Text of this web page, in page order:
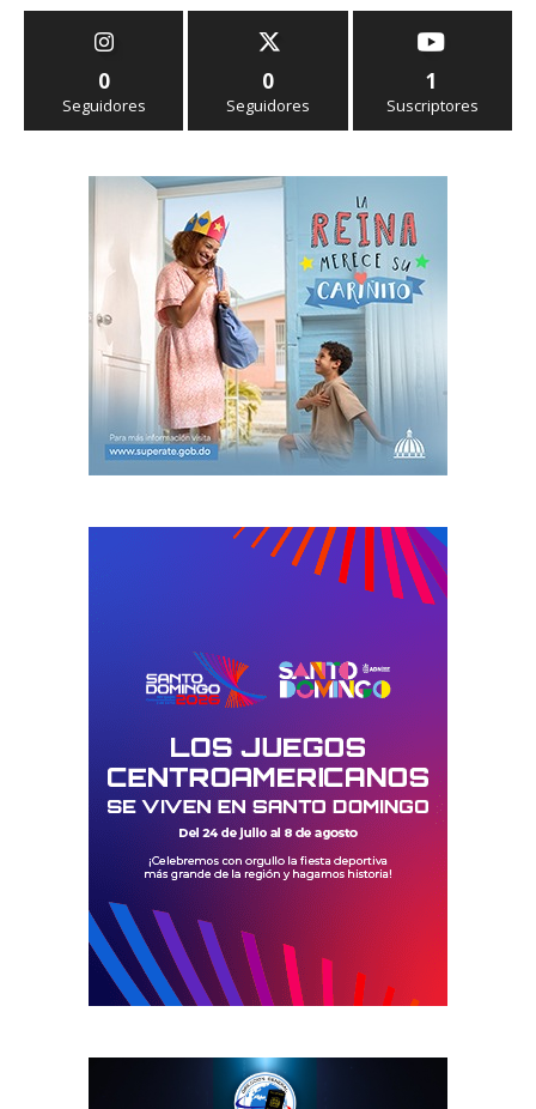
0
Seguidores
0
Seguidores
1
Suscriptores